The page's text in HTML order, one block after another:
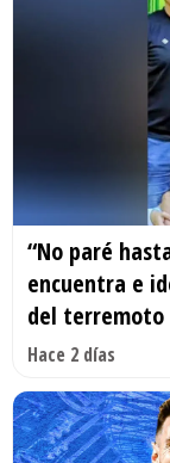
“No paré
encuentra e
del terremoto
Hace 2 días